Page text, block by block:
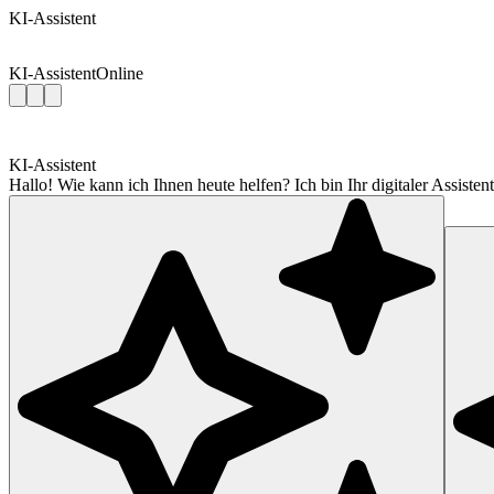
KI-Assistent
KI-AssistentOnline
KI-Assistent
Hallo! Wie kann ich Ihnen heute helfen? Ich bin Ihr digitaler